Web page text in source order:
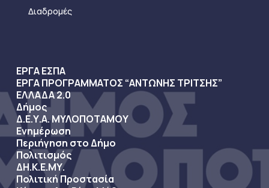
Διαδρομές
ΕΡΓΑ ΕΣΠΑ
ΕΡΓΑ ΠΡΟΓΡΑΜΜΑΤΟΣ “ΑΝΤΩΝΗΣ ΤΡΙΤΣΗΣ”
ΕΛΛΑΔΑ 2.0
Δήμος
Δ.Ε.Υ.Α. ΜΥΛΟΠΟΤΑΜΟΥ
Ενημέρωση
Περιήγηση στο Δήμο
Πολιτισμός
ΔΗ.Κ.Ε.ΜΥ.
Πολιτική Προστασία